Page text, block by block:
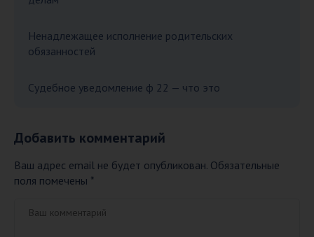
Ненадлежащее исполнение родительских
обязанностей
Судебное уведомление ф 22 — что это
Добавить комментарий
Ваш адрес email не будет опубликован. Обязательные
поля помечены *